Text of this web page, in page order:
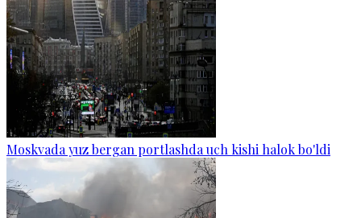
Moskvada yuz bergan portlashda uch kishi halok bo'ldi